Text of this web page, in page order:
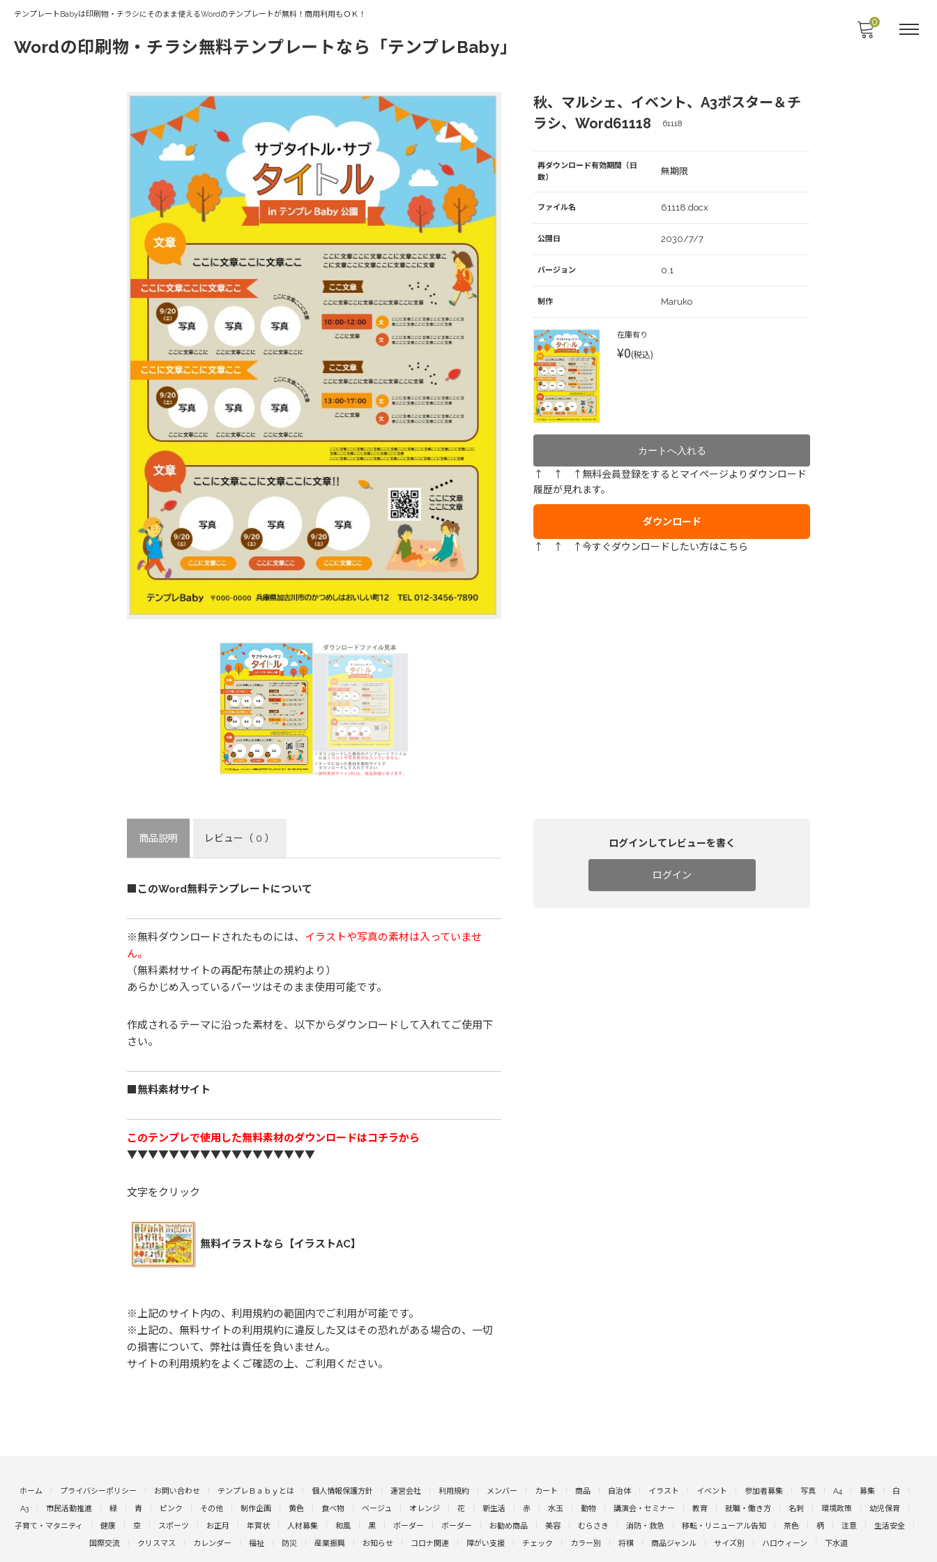
テンプレートBabyは印刷物・チラシにそのまま使えるWordのテンプレートが無料！商用利用もＯＫ！
Wordの印刷物・チラシ無料テンプレートなら「テンプレBaby」
0
秋、マルシェ、イベント、A3ポスター＆チ
ラシ、Word61118
61118
再ダウンロード有効期間（日
数）
無期限
ファイル名 61118.docx
公開日 2030/7/7
バージョン 0.1
制作 Maruko
在庫有り
¥0(税込)
↑ ↑ ↑無料会員登録をするとマイページよりダウンロード
履歴が見れます。
ダウンロード
↑ ↑ ↑今すぐダウンロードしたい方はこちら
商品説明 レビュー （ 0 ）
■このWord無料テンプレートについて
※無料ダウンロードされたものには、 イラストや写真の素材は入っていませ
ん。
（無料素材サイトの再配布禁止の規約より）
あらかじめ入っているパーツはそのまま使用可能です。
作成されるテーマに沿った素材を、以下からダウンロードして入れてご使用下
さい。
■無料素材サイト
このテンプレで使用した無料素材のダウンロードはコチラから
▼▼▼▼▼▼▼▼▼▼▼▼▼▼▼▼▼▼
文字をクリック
無料イラストなら【イラストAC】
※上記のサイト内の、利用規約の範囲内でご利用が可能です。
※上記の、無料サイトの利用規約に違反した又はその恐れがある場合の、一切
の損害について、弊社は責任を負いません。
サイトの利用規約をよくご確認の上、ご利用ください。
ログインしてレビューを書く
ログイン
ホーム プライバシーポリシー お問い合わせ テンプレＢａｂｙとは 個人情報保護方針 運営会社 利用規約 メンバー カート 商品 自治体 イラスト イベント 参加者募集 写真 A4 募集
白
A3
市民活動推進 緑 青 ピンク その他 制作企画 黄色 食べ物 ベージュ オレンジ 花 新生活 赤 水玉 動物 講演会・セミナー 教育 就職・働き方 名刺 環境政策
幼児保育
子育て・マタニティ
健康 空 スポーツ お正月 年賀状 人材募集 和風 黒 ボーダー ボーダー お勧め商品 美容 むらさき 消防・救急 移転・リニューアル告知 茶色 柄 注意
生活安全
国際交流
クリスマス カレンダー 福祉 防災 産業振興 お知らせ コロナ関連 障がい支援 チェック カラー別 将棋 商品ジャンル サイズ別 ハロウィーン 下水道